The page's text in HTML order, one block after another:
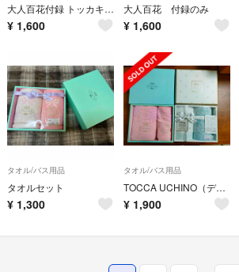
大人百花付録 トッカキーケース
¥ 1,600
大人百花 付録のみ
¥ 1,600
タオル/バス用品
タオルセット
¥ 1,300
タオル/バス用品
TOCCA UCHINO（ディズニーコラボ） タオルギフト
¥ 1,900